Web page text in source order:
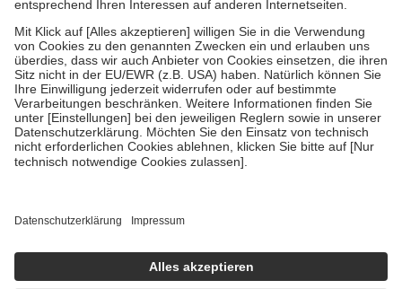
Zuzahlung zehn Prozent der Kosten sowie zehn Euro je
Verordnung.
Um das Engagement der Versicherten für ihre eigene Gesundheit zu
stärken und die besondere Stellung der Familie zu unterstützen,
fallenkeine Zuzahlungenan bei:
• Kindern und Jugendlichen bis zum vollendeten 18. Lebensjahr
mit Ausnahme der Fahrkosten
• Untersuchungen zur Vorsorge und Früherkennung, die von der
GKV getragen werden
Einholung von Bewertungen. Trusted Shops hat Maßnahmen
getroffen, um sicherzustellen, dass es sich um echte Bewertungen